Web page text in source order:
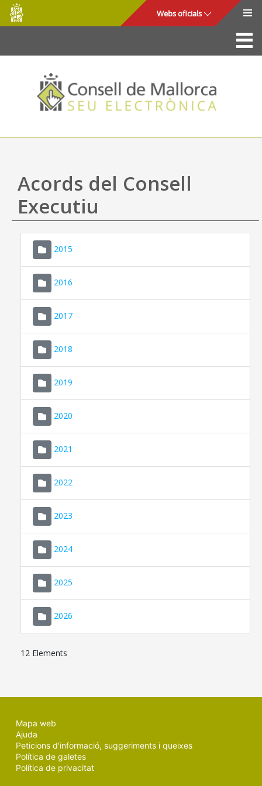
Salta al contingut principal
Consell
de
Mallorca
Webs oficials
La Seu
Consell de Mallorca
Accés i seguretat
Utilitats
Ajuda
Acords del Consell
Executiu
2015
2016
2017
2018
2019
2020
2021
2022
2023
2024
2025
2026
12 Elements
Mapa web
Ajuda
Peticions d'informació, suggeriments i queixes
Política de galetes
Política de privacitat